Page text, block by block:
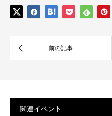
関連イベント